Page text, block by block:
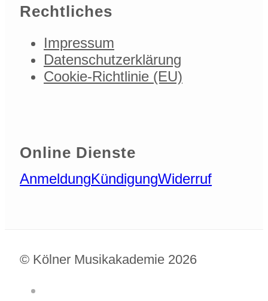
Rechtliches
Impressum
Datenschutzerklärung
Cookie-Richtlinie (EU)
Online Dienste
AnmeldungKündigungWiderruf
© Kölner Musikakademie 2026